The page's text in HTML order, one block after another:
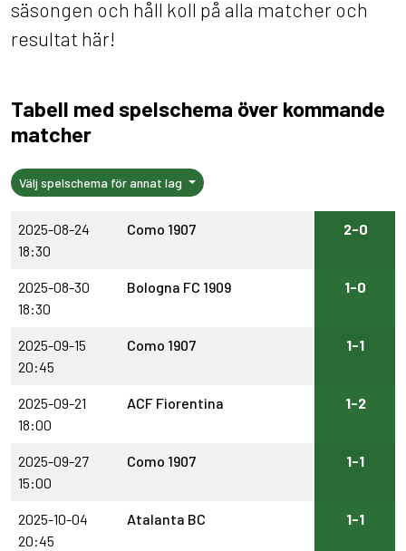
säsongen och håll koll på alla matcher och
resultat här!
Tabell med spelschema över kommande
matcher
Välj spelschema för annat lag
2025-08-24
18:30
Como 1907 2-0
2025-08-30
18:30
Bologna FC 1909 1-0
2025-09-15
20:45
Como 1907 1-1
2025-09-21
18:00
ACF Fiorentina 1-2
2025-09-27
15:00
Como 1907 1-1
2025-10-04
20:45
Atalanta BC 1-1